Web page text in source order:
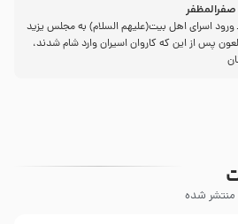
ورود اسراى اهل بیت‌(علیهم السلام) به مجلس یزید
پس از این كه كاروان اسیران وارد شام شدند،
منتشر شده